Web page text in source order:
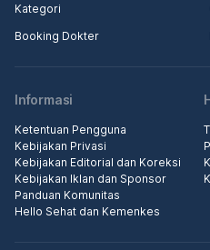
Kategori
Booking Dokter
Informasi
Ketentuan Pengguna
Kebijakan Privasi
Kebijakan Editorial dan Koreksi
Kebijakan Iklan dan Sponsor
Panduan Komunitas
Hello Sehat dan Kemenkes